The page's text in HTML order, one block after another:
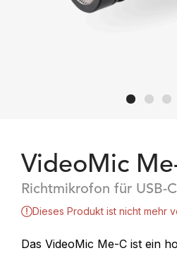
VideoMic
Richtmikrofon für USB-
Dieses Produkt ist nicht mehr
Das VideoMic Me-C ist ein